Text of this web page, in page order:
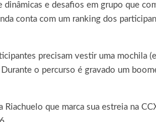
e desafios em grupo que
conta com um ranking dos
precisam vestir uma
o percurso é gravado um
Riachuelo que marca sua estreia na